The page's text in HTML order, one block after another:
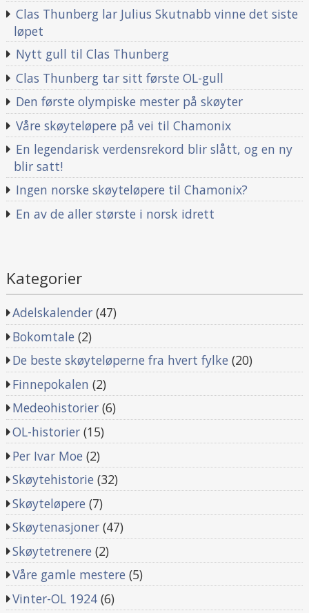
Clas Thunberg lar Julius Skutnabb vinne det siste
løpet
Nytt gull til Clas Thunberg
Clas Thunberg tar sitt første OL-gull
Den første olympiske mester på skøyter
Våre skøyteløpere på vei til Chamonix
En legendarisk verdensrekord blir slått, og en ny
blir satt!
Ingen norske skøyteløpere til Chamonix?
En av de aller største i norsk idrett
Kategorier
Adelskalender (47)
Bokomtale (2)
De beste skøyteløperne fra hvert fylke (20)
Finnepokalen (2)
Medeohistorier (6)
OL-historier (15)
Per Ivar Moe (2)
Skøytehistorie (32)
Skøyteløpere (7)
Skøytenasjoner (47)
Skøytetrenere (2)
Våre gamle mestere (5)
Vinter-OL 1924 (6)